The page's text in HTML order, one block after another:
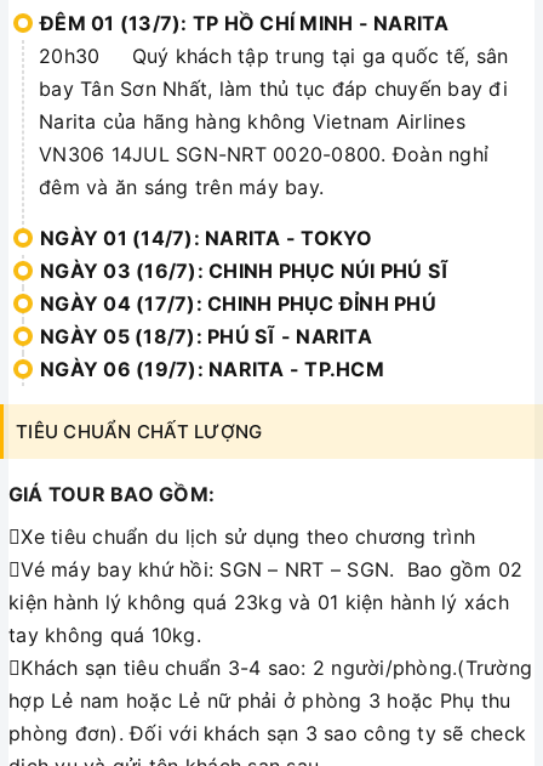
ĐÊM 01 (13/7): TP HỒ CHÍ MINH - NARITA
20h30 Quý khách tập trung tại ga quốc tế, sân
bay Tân Sơn Nhất, làm thủ tục đáp chuyến bay đi
Narita của hãng hàng không Vietnam Airlines
VN306 14JUL SGN-NRT 0020-0800. Đoàn nghỉ
đêm và ăn sáng trên máy bay.
NGÀY 01 (14/7): NARITA - TOKYO
NGÀY 03 (16/7): CHINH PHỤC NÚI PHÚ SĨ
NGÀY 04 (17/7): CHINH PHỤC ĐỈNH PHÚ
NGÀY 05 (18/7): PHÚ SĨ - NARITA
NGÀY 06 (19/7): NARITA - TP.HCM
TIÊU CHUẨN CHẤT LƯỢNG
GIÁ TOUR BAO GỒM:
Xe tiêu chuẩn du lịch sử dụng theo chương trình
Vé máy bay khứ hồi: SGN – NRT – SGN. Bao gồm 02
kiện hành lý không quá 23kg và 01 kiện hành lý xách
tay không quá 10kg.
Khách sạn tiêu chuẩn 3-4 sao: 2 người/phòng.(Trường
hợp Lẻ nam hoặc Lẻ nữ phải ở phòng 3 hoặc Phụ thu
phòng đơn). Đối với khách sạn 3 sao công ty sẽ check